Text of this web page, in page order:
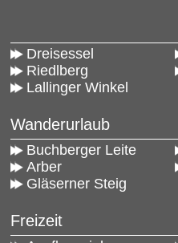
Dreisessel
Riedlberg
Lallinger Winkel
Wanderurlaub
Buchberger Leite
Arber
Gläserner Steig
Freizeit